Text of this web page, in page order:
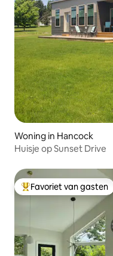
Woning in Hancock
Huisje op Sunset Drive
Topfavoriet van gasten
Favoriet van gasten